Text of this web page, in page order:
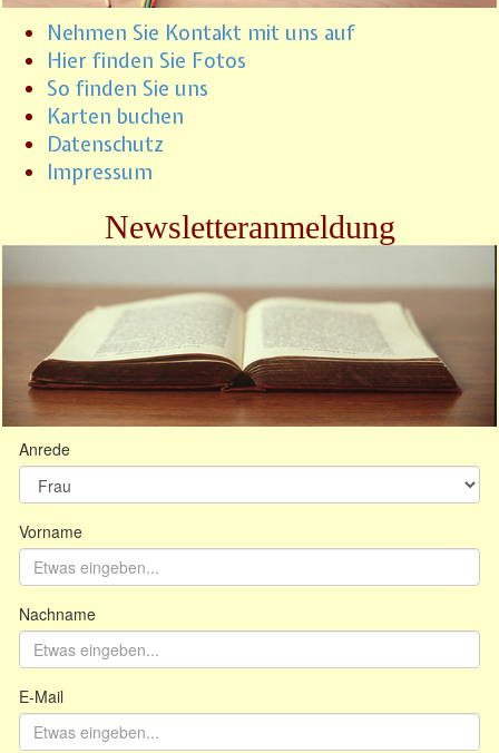
Nehmen Sie Kontakt mit uns auf
Hier finden Sie Fotos
So finden Sie uns
Karten buchen
Datenschutz
Impressum
Newsletteranmeldung